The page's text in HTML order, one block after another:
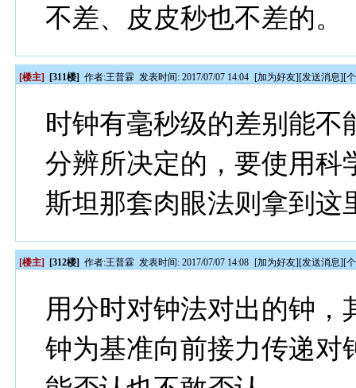
不差、皮皮秒也不差的。
[楼主] [311楼] 作者:王普霖 发表时间: 2017/07/07 14:04 [加为好友][发送消息][
时钟有毫秒级的差别能不
分辨所决定的，要使用科
斯坦那套肉眼法则拿到这
[楼主] [312楼] 作者:王普霖 发表时间: 2017/07/07 14:08 [加为好友][发送消息][
用分时对钟法对出的钟
钟为基准向前接力传递对